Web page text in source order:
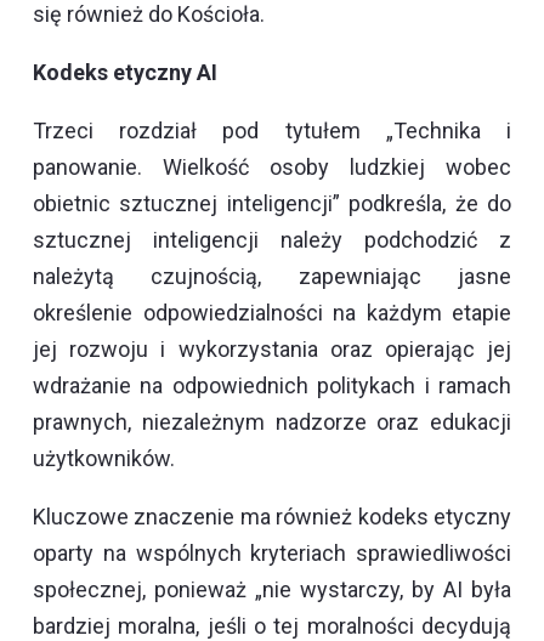
się również do Kościoła.
Kodeks etyczny AI
Trzeci rozdział pod tytułem „Technika i
panowanie. Wielkość osoby ludzkiej wobec
obietnic sztucznej inteligencji” podkreśla, że do
sztucznej inteligencji należy podchodzić z
należytą czujnością, zapewniając jasne
określenie odpowiedzialności na każdym etapie
jej rozwoju i wykorzystania oraz opierając jej
wdrażanie na odpowiednich politykach i ramach
prawnych, niezależnym nadzorze oraz edukacji
użytkowników.
Kluczowe znaczenie ma również kodeks etyczny
oparty na wspólnych kryteriach sprawiedliwości
społecznej, ponieważ „nie wystarczy, by AI była
bardziej moralna, jeśli o tej moralności decydują